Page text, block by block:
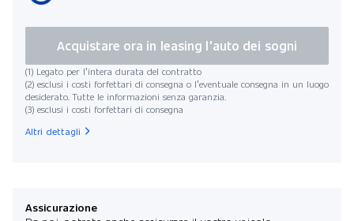
(1) Legato per l’intera durata del contratto
(2) esclusi i costi forfettari di consegna o l’eventuale consegna in un luogo
desiderato. Tutte le informazioni senza garanzia.
(3) esclusi i costi forfettari di consegna
Acquistare ora in leasing l'auto dei sogni
Altri dettagli
Assicurazione